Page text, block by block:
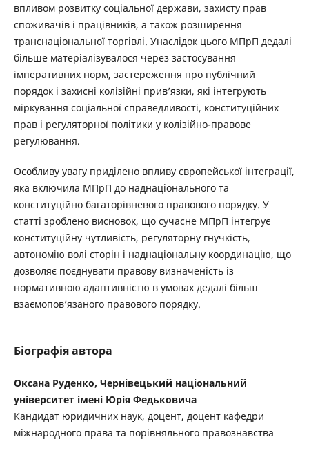
впливом розвитку соціальної держави, захисту прав
споживачів і працівників, а також розширення
транснаціональної торгівлі. Унаслідок цього МПрП дедалі
більше матеріалізувалося через застосування
імперативних норм, застереження про публічний
порядок і захисні колізійні прив’язки, які інтегрують
міркування соціальної справедливості, конституційних
прав і регуляторної політики у колізійно-правове
регулювання.
Особливу увагу приділено впливу європейської інтеграції,
яка включила МПрП до наднаціонального та
конституційно багаторівневого правового порядку. У
статті зроблено висновок, що сучасне МПрП інтегрує
конституційну чутливість, регуляторну гнучкість,
автономію волі сторін і наднаціональну координацію, що
дозволяє поєднувати правову визначеність із
нормативною адаптивністю в умовах дедалі більш
взаємопов’язаного правового порядку.
Біографія автора
Оксана Руденко, Чернівецький національний
університет імені Юрія Федьковича
Кандидат юридичних наук, доцент, доцент кафедри
міжнародного права та порівняльного правознавства